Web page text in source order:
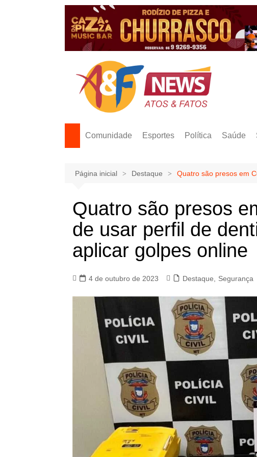
Comunidade Esportes Política Saúde
Página inicial Destaque Quatro são presos em
Quatro são presos
de usar perfil de
aplicar golpes online
4 de outubro de 2023 Destaque Segurança